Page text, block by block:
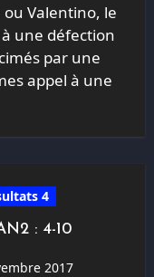
Valentino, le
une défection
par une
appel à une
4
: 4-10
2017